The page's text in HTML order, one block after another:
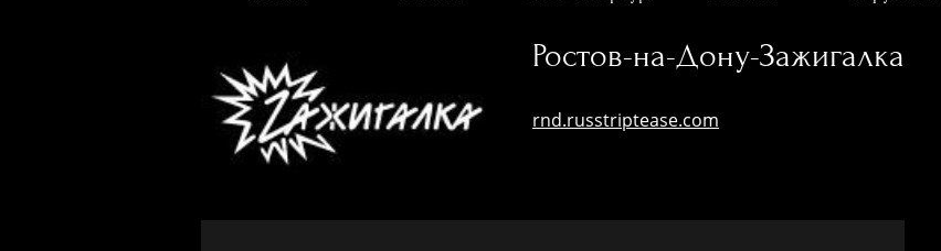
Ростов-на-Дону-Зажигалка
rnd.russtriptease.com